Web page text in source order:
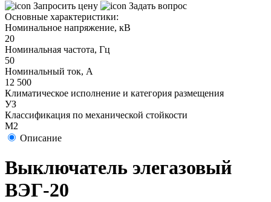
Запросить цену
Задать вопрос
Основные характеристики:
Номинальное напряжение, кВ
20
Номинальная частота, Гц
50
Номинальный ток, А
12 500
Климатическое исполнение и категория размещения
УЗ
Классификация по механической стойкости
М2
Описание
Выключатель элегазовый
ВЭГ-20